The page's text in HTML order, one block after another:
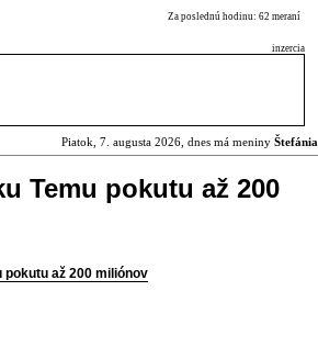
Za poslednú hodinu: 62 meraní
inzercia
Piatok, 7. augusta 2026, dnes má meniny Štefánia
Temu pokutu až 200
pokutu až 200 miliónov